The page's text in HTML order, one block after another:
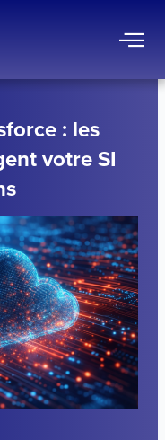
: les
votre SI